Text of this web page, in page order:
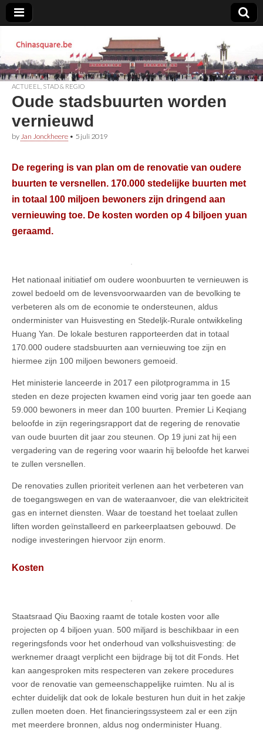
Chinasquare.be
ACTUEEL STAD & REGIO
Oude stadsbuurten worden
vernieuwd
by Jan Jonckheere • 5 juli 2019
De regering is van plan om de renovatie van oudere
buurten te versnellen. 170.000 stedelijke buurten met
in totaal 100 miljoen bewoners zijn dringend aan
vernieuwing toe. De kosten worden op 4 biljoen yuan
geraamd.
Het nationaal initiatief om oudere woonbuurten te vernieuwen is
zowel bedoeld om de levensvoorwaarden van de bevolking te
verbeteren als om de economie te ondersteunen, aldus
onderminister van Huisvesting en Stedeljk-Rurale ontwikkeling
Huang Yan. De lokale besturen rapporteerden dat in totaal
170.000 oudere stadsbuurten aan vernieuwing toe zijn en
hiermee zijn 100 miljoen bewoners gemoeid.
Het ministerie lanceerde in 2017 een pilotprogramma in 15
steden en deze projecten kwamen eind vorig jaar ten goede aan
59.000 bewoners in meer dan 100 buurten. Premier Li Keqiang
beloofde in zijn regeringsrapport dat de regering de renovatie
van oude buurten dit jaar zou steunen. Op 19 juni zat hij een
vergadering van de regering voor waarin hij beloofde het karwei
te zullen versnellen.
De renovaties zullen prioriteit verlenen aan het verbeteren van
de toegangswegen en van de wateraanvoer, die van elektriciteit
gas en internet diensten. Waar de toestand het toelaat zullen
liften worden geïnstalleerd en parkeerplaatsen gebouwd. De
nodige investeringen hiervoor zijn enorm.
Kosten
Staatsraad Qiu Baoxing raamt de totale kosten voor alle
projecten op 4 biljoen yuan. 500 miljard is beschikbaar in een
regeringsfonds voor het onderhoud van volkshuisvesting: de
werknemer draagt verplicht een bijdrage bij tot dit Fonds. Het
kan aangesproken mits respecteren van zekere procedures
voor de renovatie van gemeenschappelijke ruimten. Nu al is
echter duidelijk dat ook de lokale besturen hun duit in het zakje
zullen moeten doen. Het financieringssysteem zal er een zijn
met meerdere bronnen, aldus nog onderminister Huang.